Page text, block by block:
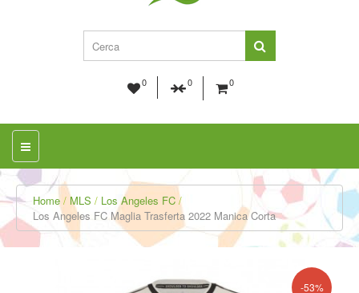
0 0 0
Home MLS
Los Angeles FC
Los Angeles FC Maglia Trasferta 2022 Manica Corta
-53%